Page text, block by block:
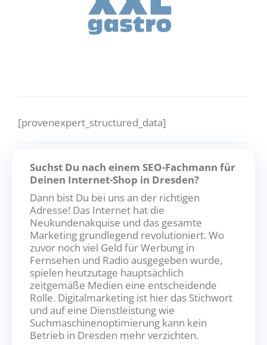
[provenexpert_structured_data]
Suchst Du nach einem SEO-Fachmann für
Deinen Internet-Shop in Dresden?
Dann bist Du bei uns an der richtigen
Adresse! Das Internet hat die
Neukundenakquise und das gesamte
Marketing grundlegend revolutioniert. Wo
zuvor noch viel Geld für Werbung in
Fernsehen und Radio ausgegeben wurde,
spielen heutzutage hauptsächlich
zeitgemäße Medien eine entscheidende
Rolle. Digitalmarketing ist hier das Stichwort
und auf eine Dienstleistung wie
Suchmaschinenoptimierung kann kein
Betrieb in Dresden mehr verzichten.